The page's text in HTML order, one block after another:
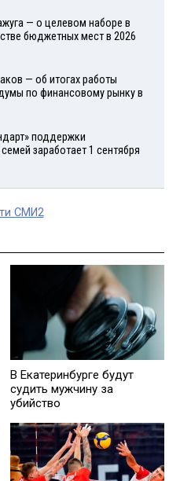
— о целевом наборе в
бюджетных мест в 2026
— об итогах работы
по финансовому рынку в
поддержки
заработает 1 сентября
СМИ2
В Екатеринбурге будут
судить мужчину за
убийство